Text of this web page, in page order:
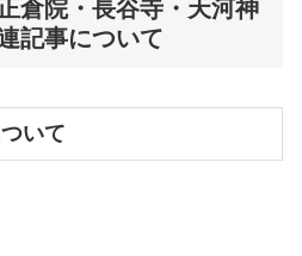
倉院・長谷寺・天河神
記事について
いて